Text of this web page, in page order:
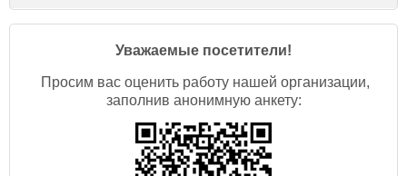
Уважаемые посетители!
Просим вас оценить работу нашей организации,
заполнив анонимную анкету: